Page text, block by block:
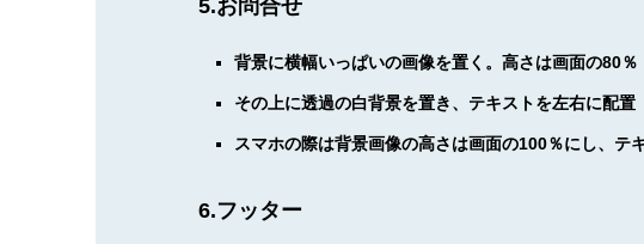
5.お問合せ
背景に横幅いっぱいの画像を置く。高さは画面の80％
その上に透過の白背景を置き、テキストを左右に配置
スマホの際は背景画像の高さは画面の100％にし、テ
6.フッター